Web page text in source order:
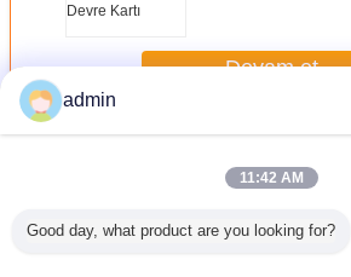
Devam et
DahaTek Taraflı PCB
admin
11:42 AM
Good day, what product are you looking for?